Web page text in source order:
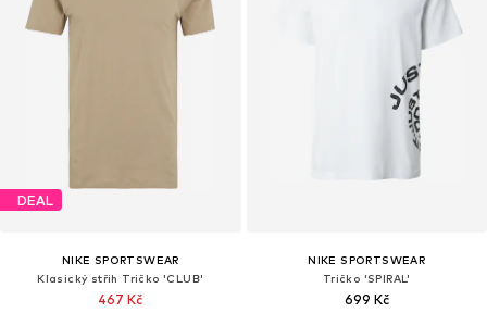
DEAL
NIKE SPORTSWEAR
Klasický střih Tričko 'CLUB'
467 Kč
NIKE SPORTSWEAR
Tričko 'SPIRAL'
699 Kč